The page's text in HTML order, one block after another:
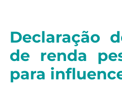
Declaração
de renda
para